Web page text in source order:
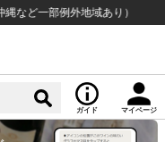
部例外地域あり）
ガイド マイページ